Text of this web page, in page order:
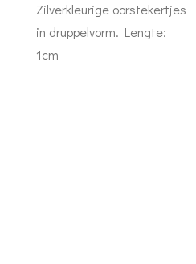
Zilverkleurige oorstekertjes
in druppelvorm. Lengte:
1cm